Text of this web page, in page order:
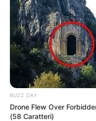
BUZZ DAY
Drone Flew Over
(58 Caratteri)